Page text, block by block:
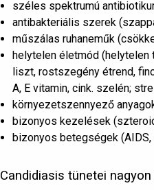
széles spektrumú
antibakteriális szerek
műszálas ruhaneműk
helytelen életmód (helytelen
liszt, rostszegény étrend,
A, E vitamin, cink. szelén;
környezetszennyező
bizonyos kezelések
bizonyos betegségek
Candidiasis tünetei